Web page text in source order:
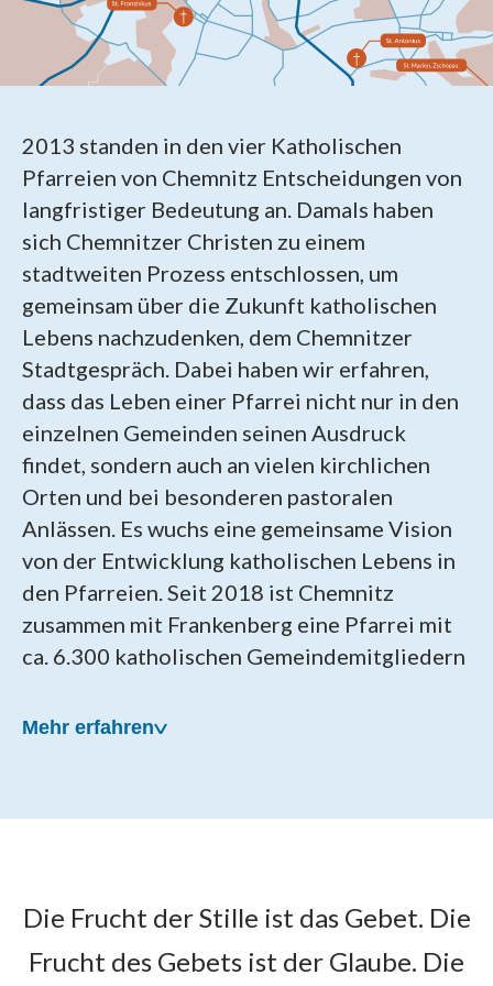
2013 standen in den vier Katholischen
Pfarreien von Chemnitz Entscheidungen von
langfristiger Bedeutung an. Damals haben
sich Chemnitzer Christen zu einem
stadtweiten Prozess entschlossen, um
gemeinsam über die Zukunft katholischen
Lebens nachzudenken, dem Chemnitzer
Stadtgespräch. Dabei haben wir erfahren,
dass das Leben einer Pfarrei nicht nur in den
einzelnen Gemeinden seinen Ausdruck
findet, sondern auch an vielen kirchlichen
Orten und bei besonderen pastoralen
Anlässen. Es wuchs eine gemeinsame Vision
von der Entwicklung katholischen Lebens in
den Pfarreien. Seit 2018 ist Chemnitz
zusammen mit Frankenberg eine Pfarrei mit
ca. 6.300 katholischen Gemeindemitgliedern
Mehr erfahren
22. April 2018 gegründet
Die Frucht der Stille ist das Gebet. Die
Frucht des Gebets ist der Glaube. Die